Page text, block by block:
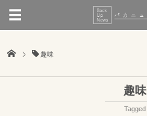
趣味
趣味
Tagged